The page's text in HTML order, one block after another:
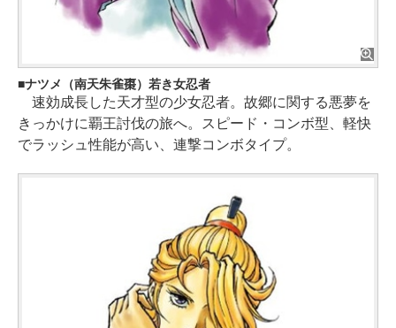
ナツメ（南天朱雀棗）若き女忍者
速効成長した天才型の少女忍者。故郷に関する悪夢を
きっかけに覇王討伐の旅へ。スピード・コンボ型、軽快
でラッシュ性能が高い、連撃コンボタイプ。